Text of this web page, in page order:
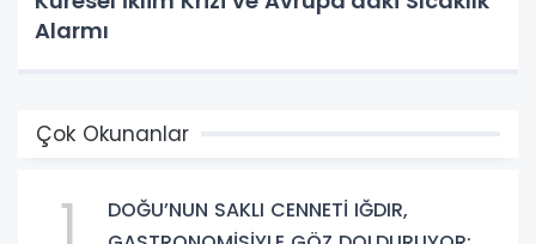
Alarmı
Çok Okunanlar
1
DOĞU’NUN SAKLI CENNETİ IĞDIR,